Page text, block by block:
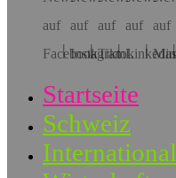
Startseite
Schweiz
International